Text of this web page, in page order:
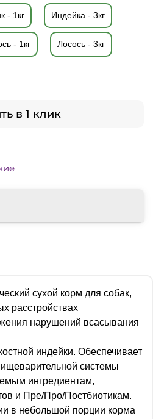
- 1кг Индейка - 3кг
- 1кг Лосось - 3кг
в 1 клик
сухой корм для собак,
расстройствах
нарушений всасывания
индейки. Обеспечивает
системы
ингредиентам,
и Пре/Про/Постбиотикам.
в небольшой порции корма